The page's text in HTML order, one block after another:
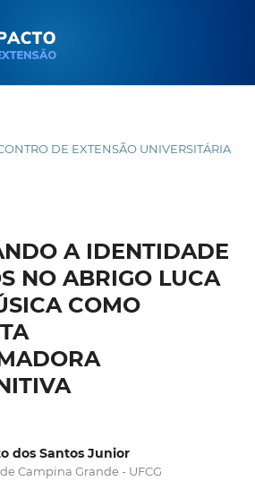
DE EXTENSÃO UNIVERSITÁRIA
A IDENTIDADE
NO ABRIGO LUCA
COMO
dos Santos Junior
Campina Grande - UFCG